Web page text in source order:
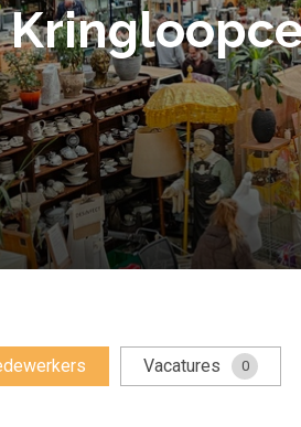
Vacatures 0